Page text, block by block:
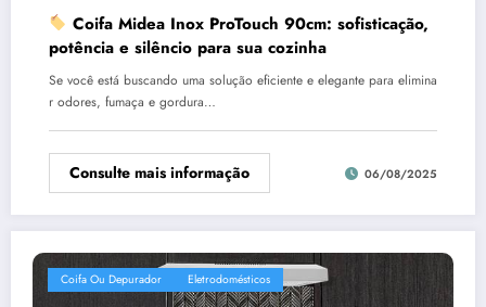
Coifa Midea Inox ProTouch 90cm: sofisticação,
potência e silêncio para sua cozinha
Se você está buscando uma solução eficiente e elegante para elimina
r odores, fumaça e gordura…
Consulte mais informação 06/08/2025
Coifa Ou Depurador Eletrodomésticos